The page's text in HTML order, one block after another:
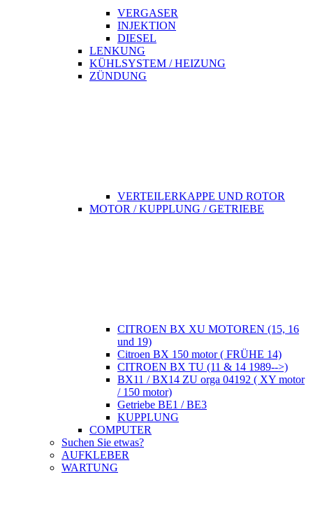
VERGASER
INJEKTION
DIESEL
LENKUNG
KÜHLSYSTEM / HEIZUNG
ZÜNDUNG
VERTEILERKAPPE UND ROTOR
MOTOR / KUPPLUNG / GETRIEBE
CITROEN BX XU MOTOREN (15, 16
und 19)
Citroen BX 150 motor ( FRÜHE 14)
CITROEN BX TU (11 & 14 1989-->)
BX11 / BX14 ZU orga 04192 ( XY motor
/ 150 motor)
Getriebe BE1 / BE3
KUPPLUNG
COMPUTER
Suchen Sie etwas?
AUFKLEBER
WARTUNG